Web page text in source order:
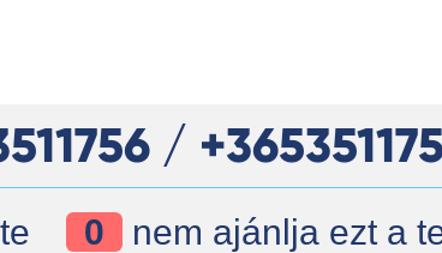
/
0 nem ajánlja ezt a